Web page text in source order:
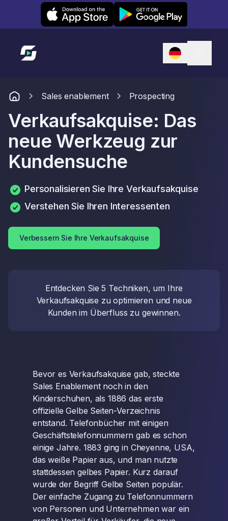
Leexi on iOS Leexi on Android
Link zur Startseite
Sales enablement Prospecting
Verkaufsakquise: Das
neue Werkzeug zur
Kundensuche
Personalisieren Sie Ihre Verkaufsakquise
Verstehen Sie Ihren Interessenten
Verbessern Sie Ihre Verkaufsakquise
Entdecken Sie 5 Techniken, um Ihre
Verkaufsakquise zu optimieren und neue
Kunden im Überfluss zu gewinnen.
Bevor es Verkaufsakquise gab, steckte
Sales Enablement noch in den
Kinderschuhen, als 1886 das erste
offizielle Gelbe Seiten-Verzeichnis
entstand. Telefonbücher mit einigen
Geschäftstelefonnummern gab es schon
einige Jahre. 1883 ging in Cheyenne, USA,
das weiße Papier aus, und man nutzte
stattdessen gelbes Papier. Kurz darauf
wurde der Begriff Gelbe Seiten populär.
Der einfache Zugang zu Telefonnummern
von Personen und Unternehmen war ein